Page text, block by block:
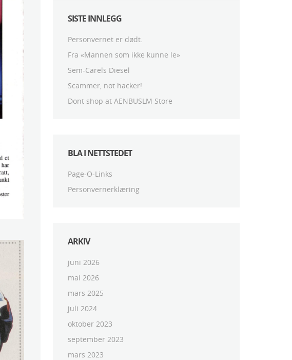
SISTE INNLEGG
Personvernet er dødt.
Fra «Mannen som ikke kunne le»
Sem-Carels Diesel
Scammer, not hacker!
Dont shop at AENBUSLM Store
BLA I NETTSTEDET
Page-O-Links
Personvernerklæring
ARKIV
juni 2026
mai 2026
mars 2025
juli 2024
oktober 2023
september 2023
mars 2023